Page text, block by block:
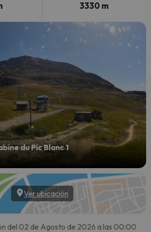
3330 m
du Pic Blanc 1
Ver ubicación
del 02 de Agosto de 2026 a las 00:00